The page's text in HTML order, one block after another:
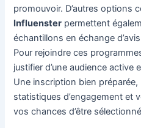
promouvoir. D’autres options
Influenster permettent
échantillons en échange
Pour rejoindre ces
justifier d’une audience active
Une inscription bien
statistiques d’engagement et
vos chances d’être